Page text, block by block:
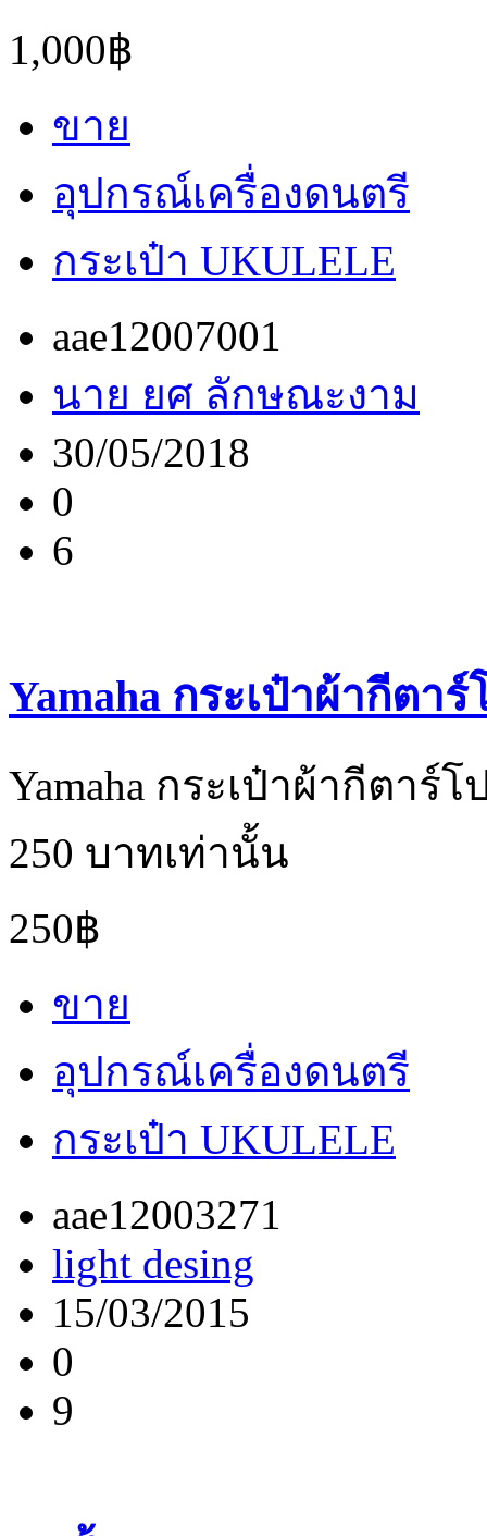
1,000฿
ขาย
อุปกรณ์เครื่องดนตรี
กระเป๋า UKULELE
aae12007001
นาย ยศ ลักษณะงาม
30/05/2018
0
6
Yamaha กระเป๋าผ้ากีตาร์
Yamaha กระเป๋าผ้ากีตาร์
250 บาทเท่านั้น
250฿
ขาย
อุปกรณ์เครื่องดนตรี
กระเป๋า UKULELE
aae12003271
light desing
15/03/2015
0
9